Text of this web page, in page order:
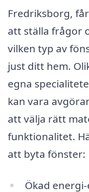
Fredriksborg,
att ställa frågor
vilken typ av
just ditt hem.
egna
kan vara
att välja rätt
funktionalitet.
att byta fönster:
Ökad